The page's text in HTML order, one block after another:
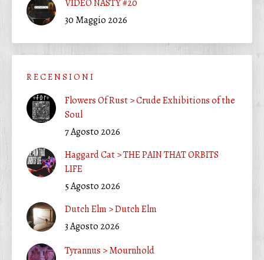
VIDEO NASTY #20
30 Maggio 2026
R E C E N S I O N I
Flowers Of Rust > Crude Exhibitions of the
Soul
7 Agosto 2026
Haggard Cat > THE PAIN THAT ORBITS
LIFE
5 Agosto 2026
Dutch Elm > Dutch Elm
3 Agosto 2026
Tyrannus > Mournhold